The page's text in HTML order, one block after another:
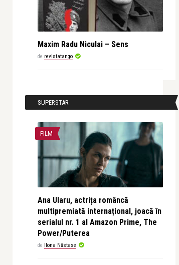
Maxim Radu Niculai – Sens
de revistatango
SUPERSTAR
FILM
Ana Ularu, actrița româncă
multipremiată internațional, joacă în
serialul nr. 1 al Amazon Prime, The
Power/Puterea
de Ilona Năstase